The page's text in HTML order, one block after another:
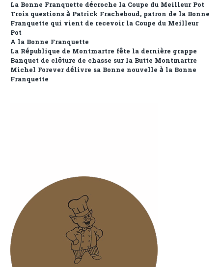
La Bonne Franquette décroche la Coupe du Meilleur Pot
Trois questions à Patrick Fracheboud, patron de la Bonne
Franquette qui vient de recevoir la Coupe du Meilleur
Pot
A la Bonne Franquette
La République de Montmartre fête la dernière grappe
Banquet de clôture de chasse sur la Butte Montmartre
Michel Forever délivre sa Bonne nouvelle à la Bonne
Franquette